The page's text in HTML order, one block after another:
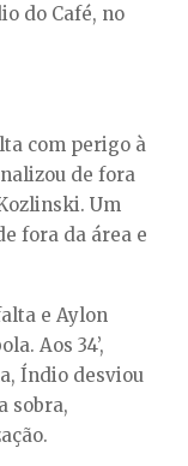
do Café, no
com perigo à
de fora
Um
fora da área e
e Aylon
Aos 34’,
Índio desviou
sobra,